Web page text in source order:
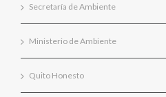
Secretaría de Ambiente
Ministerio de Ambiente
Quito Honesto